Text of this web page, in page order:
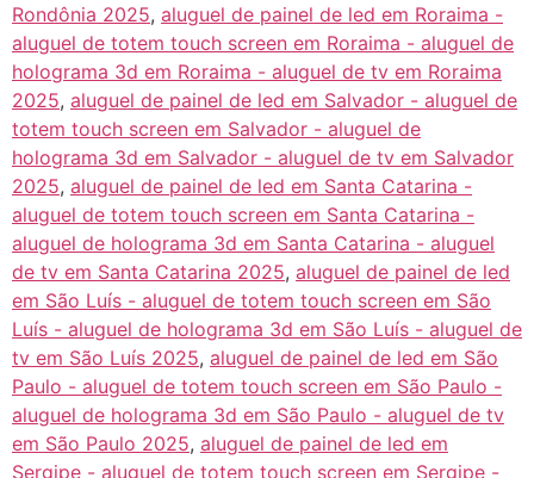
Rondônia 2025, aluguel de painel de led em Roraima -
aluguel de totem touch screen em Roraima - aluguel de
holograma 3d em Roraima - aluguel de tv em Roraima
2025, aluguel de painel de led em Salvador - aluguel de
totem touch screen em Salvador - aluguel de
holograma 3d em Salvador - aluguel de tv em Salvador
2025, aluguel de painel de led em Santa Catarina -
aluguel de totem touch screen em Santa Catarina -
aluguel de holograma 3d em Santa Catarina - aluguel
de tv em Santa Catarina 2025, aluguel de painel de led
em São Luís - aluguel de totem touch screen em São
Luís - aluguel de holograma 3d em São Luís - aluguel de
tv em São Luís 2025, aluguel de painel de led em São
Paulo - aluguel de totem touch screen em São Paulo -
aluguel de holograma 3d em São Paulo - aluguel de tv
em São Paulo 2025, aluguel de painel de led em
Sergipe - aluguel de totem touch screen em Sergipe -